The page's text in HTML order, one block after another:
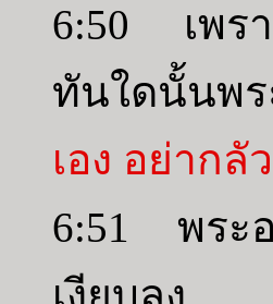
6:50 เพร
ทันใดนั้นพ
เอง อย่ากลั
6:51 พระ